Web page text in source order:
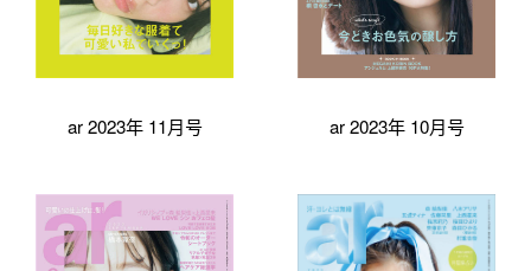
ar 2023年 11月号 ar 2023年 10月号